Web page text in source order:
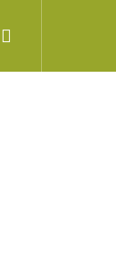
Repase